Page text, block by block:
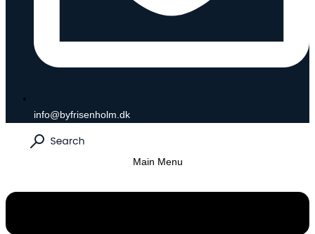
info@byfrisenholm.dk
Main Menu